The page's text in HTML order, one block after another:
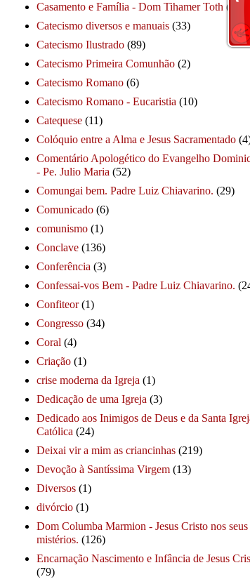
Casamento e Família - Dom Tihamer Toth (115)
Catecismo diversos e manuais (33)
Catecismo Ilustrado (89)
Catecismo Primeira Comunhão (2)
Catecismo Romano (6)
Catecismo Romano - Eucaristia (10)
Catequese (11)
Colóquio entre a Alma e Jesus Sacramentado
Comentário Apologético do Evangelho
- Pe. Julio Maria (52)
Comungai bem. Padre Luiz Chiavarino. (29)
Comunicado (6)
comunismo (1)
Conclave (136)
Conferência (3)
Confessai-vos Bem - Padre Luiz Chiavarino.
Confiteor (1)
Congresso (34)
Coral (4)
Criação (1)
crise moderna da Igreja (1)
Dedicação de uma Igreja (3)
Dedicado aos Inimigos de Deus e da Santa
Católica (24)
Deixai vir a mim as criancinhas (219)
Devoção à Santíssima Virgem (13)
Diversos (1)
divórcio (1)
Dom Columba Marmion - Jesus Cristo nos seus
mistérios. (126)
Encarnação Nascimento e Infância de Jesus
(79)